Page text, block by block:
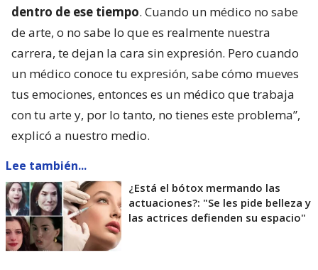
dentro de ese tiempo. Cuando un médico no sabe
de arte, o no sabe lo que es realmente nuestra
carrera, te dejan la cara sin expresión. Pero cuando
un médico conoce tu expresión, sabe cómo mueves
tus emociones, entonces es un médico que trabaja
con tu arte y, por lo tanto, no tienes este problema”,
explicó a nuestro medio.
Lee también...
¿Está el bótox mermando las
actuaciones?: "Se les pide belleza y
las actrices defienden su espacio"